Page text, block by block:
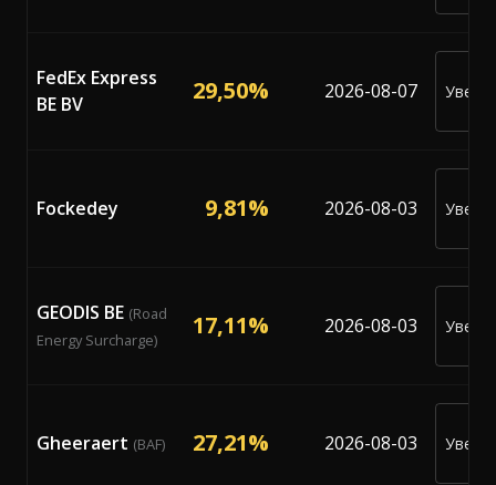
FedEx Express
BE BV
29,50% 2026-08-07
Fockedey 9,81% 2026-08-03
GEODIS BE (Road
Energy Surcharge)
17,11% 2026-08-03
Gheeraert (BAF) 27,21% 2026-08-03